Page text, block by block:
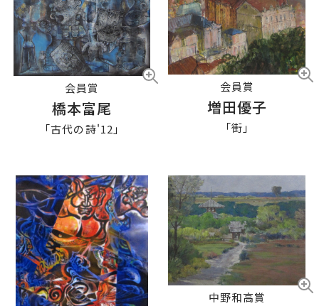
会員賞
橋本富尾
「古代の詩'12」
会員賞
増田優子
「街」
中野和高賞